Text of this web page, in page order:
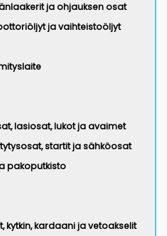
ja ohjauksen osat
ja vaihteistoöljyt
lasiosat, lukot ja avaimet
startit ja sähköosat
pakoputkisto
kytkin, kardaani ja vetoakselit